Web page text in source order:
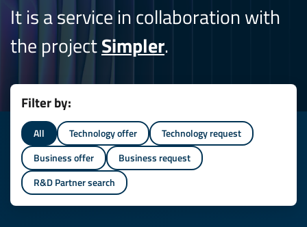
It is a service in collaboration with
the projectSimpler.
Filter by:
All Technology offer
Technology request
Business offer
Business request
R&D Partner search